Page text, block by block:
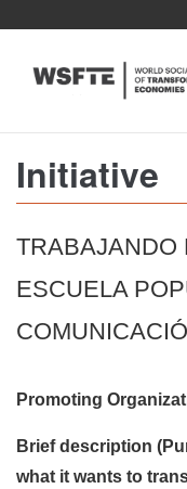
main
Initiative
TRABAJANDO
ESCUELA
Promoting
Brief description
what it wants to